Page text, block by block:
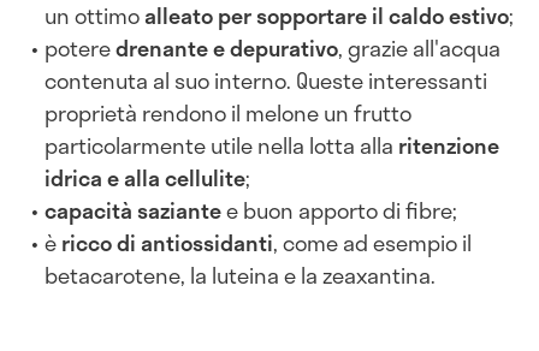
un ottimoalleato per sopportare il caldo estivo;
poteredrenante e depurativo, grazie all'acqua
contenuta al suo interno. Queste interessanti
proprietà rendono il melone un frutto
particolarmente utile nella lotta alla ritenzione
idrica e alla cellulite;
capacità saziantee buon apporto di fibre;
èricco di antiossidanti, come ad esempio il
betacarotene, la luteina e la zeaxantina.